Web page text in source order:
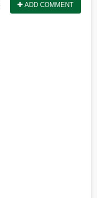
ADD COMMENT